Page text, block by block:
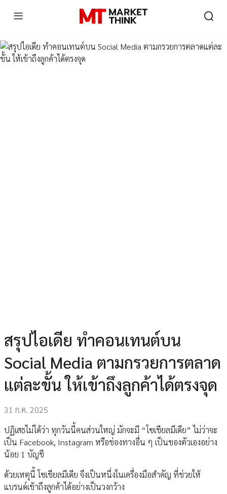
สรุปไอเดีย ทำคอนเทนต์บน
Social Media ตามกรวยการตลาด
แต่ละขั้น ให้เข้าถึงลูกค้าได้ตรงจุด
31 ก.ค. 2025
ปฏิเสธไม่ได้ว่า ทุกวันนี้คนส่วนใหญ่ มักจะมี “โซเชียลมีเดีย” ไม่ว่าจะ
เป็น Facebook, Instagram หรือช่องทางอื่น ๆ เป็นของตัวเองอย่าง
น้อย 1 บัญชี
ด้วยเหตุนี้ โซเชียลมีเดีย จึงเป็นหนึ่งในเครื่องมือสำคัญ ที่ช่วยให้
แบรนด์เข้าถึงลูกค้าได้อย่างเป็นวงกว้าง